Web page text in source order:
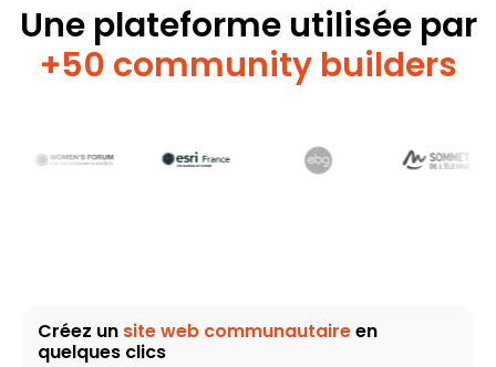
Uneplateforme utilisée par
+50 community builders
Créez un site web communautaireen
quelques clics